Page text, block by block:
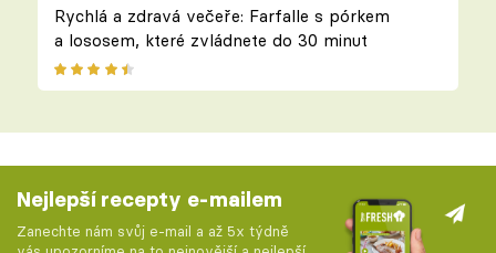
Rychlá a zdravá večeře: Farfalle s pórkem
a lososem, které zvládnete do 30 minut
Nejlepší recepty e-mailem
Zanechte nám svůj e-mail a až 5x týdně